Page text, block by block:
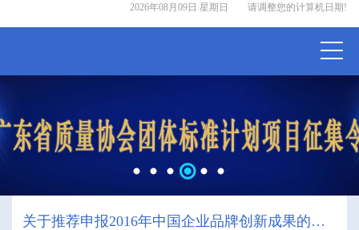
2026年08月09日 星期日 请调整您的计算机日期!
关于推荐申报2016年中国企业品牌创新成果的通